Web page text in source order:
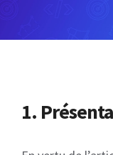
1.